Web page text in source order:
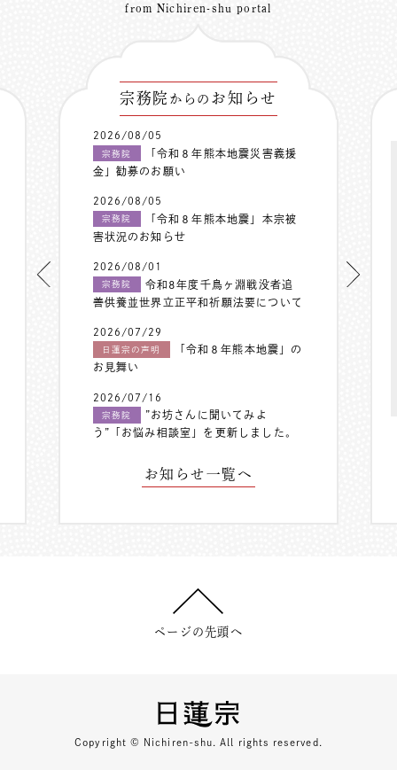
from Nichiren-shu portal
宗務院 からの お知らせ
2026/08/05
宗務院
「令和８年熊本地震災害義援
金」勧募のお願い
2026/08/05
宗務院
「令和８年熊本地震」本宗被
害状況のお知らせ
2026/08/01
宗務院
令和8年度千鳥ヶ淵戦没者追
善供養並世界立正平和祈願法要について
2026/07/29
日蓮宗の声明
「令和８年熊本地震」の
お見舞い
2026/07/16
宗務院
”お坊さんに聞いてみよ
う”「お悩み相談室」を更新しました。
お知らせ一覧へ
ページの先頭へ
Copyright © Nichiren-shu. All rights reserved.